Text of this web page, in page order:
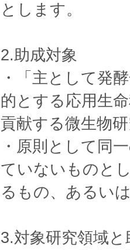
とします。
2.助成対象
・「主として発
的とする応用生
貢献する微生物
・原則として同
ていないものと
るもの、あるい
3.対象研究領域と